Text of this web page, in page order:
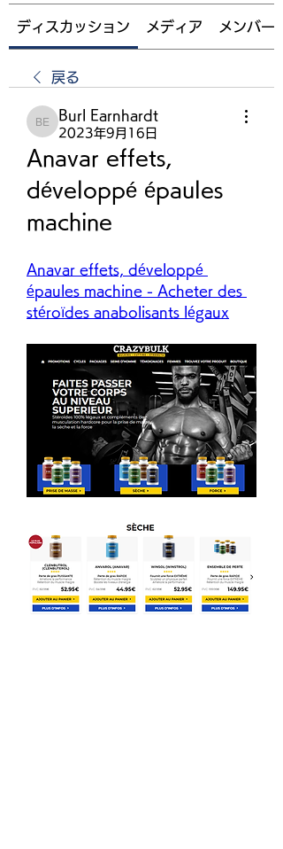
ディスカッション メディア メンバー
戻る
Burl Earnhardt
Burl Earnhardt
2023年9月16日
Anavar effets,
développé épaules
machine
Anavar effets, développé
épaules machine - Acheter des
stéroïdes anabolisants légaux